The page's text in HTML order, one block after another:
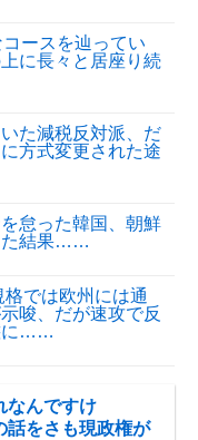
ースを辿ってい
に長々と居座り続
た減税反対派、だ
方式変更された途
怠った韓国、朝鮮
た結果……
格では欧州には通
唆、だが速攻で反
に……
なんですけ
をさも現政権が